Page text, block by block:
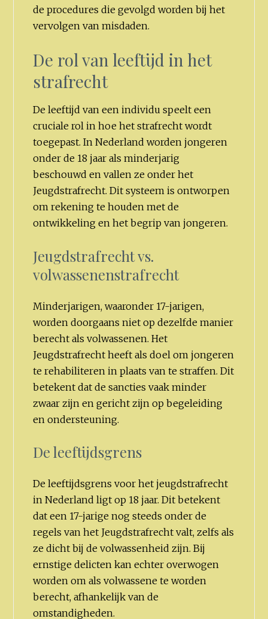
de procedures die gevolgd worden bij het
vervolgen van misdaden.
De rol van leeftijd in het
strafrecht
De leeftijd van een individu speelt een
cruciale rol in hoe het strafrecht wordt
toegepast. In Nederland worden jongeren
onder de 18 jaar als minderjarig
beschouwd en vallen ze onder het
Jeugdstrafrecht. Dit systeem is ontworpen
om rekening te houden met de
ontwikkeling en het begrip van jongeren.
Jeugdstrafrecht vs.
volwassenenstrafrecht
Minderjarigen, waaronder 17-jarigen,
worden doorgaans niet op dezelfde manier
berecht als volwassenen. Het
Jeugdstrafrecht heeft als doel om jongeren
te rehabiliteren in plaats van te straffen. Dit
betekent dat de sancties vaak minder
zwaar zijn en gericht zijn op begeleiding
en ondersteuning.
De leeftijdsgrens
De leeftijdsgrens voor het jeugdstrafrecht
in Nederland ligt op 18 jaar. Dit betekent
dat een 17-jarige nog steeds onder de
regels van het Jeugdstrafrecht valt, zelfs als
ze dicht bij de volwassenheid zijn. Bij
ernstige delicten kan echter overwogen
worden om als volwassene te worden
berecht, afhankelijk van de
omstandigheden.